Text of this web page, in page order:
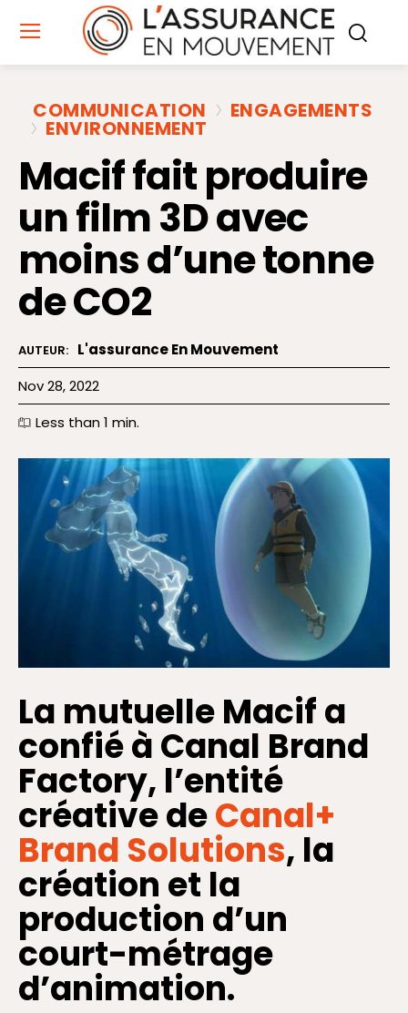
COMMUNICATION ENGAGEMENTS
ENVIRONNEMENT
Macif fait produire
un film 3D avec
moins d’une tonne
de CO2
AUTEUR: L'assurance En Mouvement
Nov 28, 2022
Less than 1 min.
La mutuelle Macif a
confié à Canal Brand
Factory, l’entité
créative deCanal+
Brand Solutions, la
création et la
production d’un
court-métrage
d’animation.